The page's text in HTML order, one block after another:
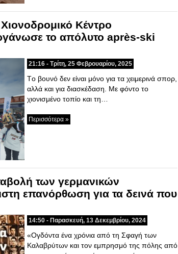
Κέντρο
το απόλυτο après-ski
21:16 - Τρίτη, 25 Φεβρουαρίου, 2025
Tο βουνό δεν είναι μόνο για τα χειμερινά σπορ,
αλλά και για διασκέδαση. Με φόντο το
χιονισμένο τοπίο και τη…
Περισσότερα »
των γερμανικών
επανόρθωση για τα δεινά που
14:50 - Παρασκευή, 13 Δεκεμβρίου, 2024
«Ογδόντα ένα χρόνια από τη Σφαγή των
Καλαβρύτων και τον εμπρησμό της πόλης από